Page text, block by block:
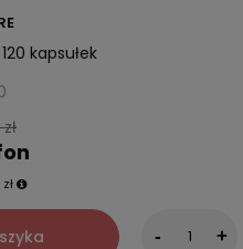
kapsułek
- +